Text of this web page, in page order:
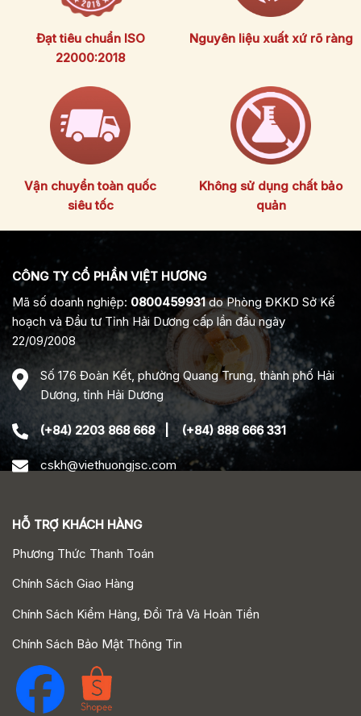
Đạt tiêu chuẩn ISO
22000:2018
Nguyên liệu xuất xứ rõ ràng
Vận chuyển toàn quốc
siêu tốc
Không sử dụng chất bảo
quản
CÔNG TY CỔ PHẦN VIỆT HƯƠNG
Mã số doanh nghiệp: 0800459931 do Phòng ĐKKD Sở Kế
hoạch và Đầu tư Tỉnh Hải Dương cấp lần đầu ngày
22/09/2008
Số 176 Đoàn Kết, phường Quang Trung, thành phố Hải
Dương, tỉnh Hải Dương
(+84) 2203 868 668| (+84) 888 666 331
cskh@viethuongjsc.com
HỖ TRỢ KHÁCH HÀNG
Phương Thức Thanh Toán
Chính Sách Giao Hàng
Chính Sách Kiểm Hàng, Đổi Trả Và Hoàn Tiền
Chính Sách Bảo Mật Thông Tin